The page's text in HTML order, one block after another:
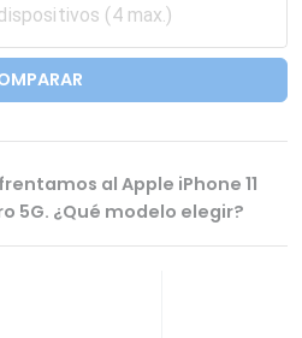
al Apple iPhone 11
5G. ¿Qué modelo elegir?